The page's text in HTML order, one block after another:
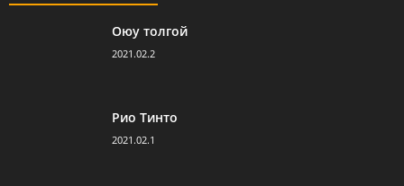
Оюу толгой
2021.02.2
Рио Тинто
2021.02.1